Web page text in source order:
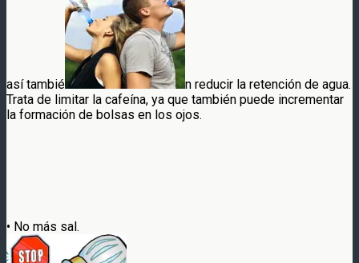
así tambié
n reducir la retención de agua.
Trata de limitar la cafeína, ya que también puede incrementar
la formación de bolsas en los ojos.
• No más sal.